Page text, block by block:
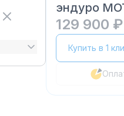
эндуро
GL300
129 900 ₽
Купить в 1